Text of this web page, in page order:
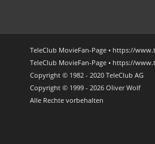
TeleClub MovieFan-Page • https://
TeleClub MovieFan-Page • https://
Copyright © 1982 - 2020 TeleClub AG
Copyright © 1999 - 2026 Oliver Wolf
Alle Rechte vorbehalten